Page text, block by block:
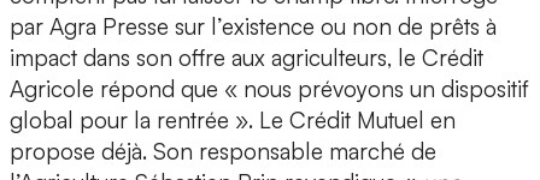
par Agra Presse sur l’existence ou non de prêts à
impact dans son offre aux agriculteurs, le Crédit
Agricole répond que « nous prévoyons un dispositif
global pour la rentrée ». Le Crédit Mutuel en
propose déjà. Son responsable marché de